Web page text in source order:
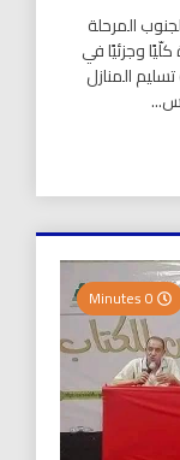
المرحلة
وجزئيًا في
المنازل